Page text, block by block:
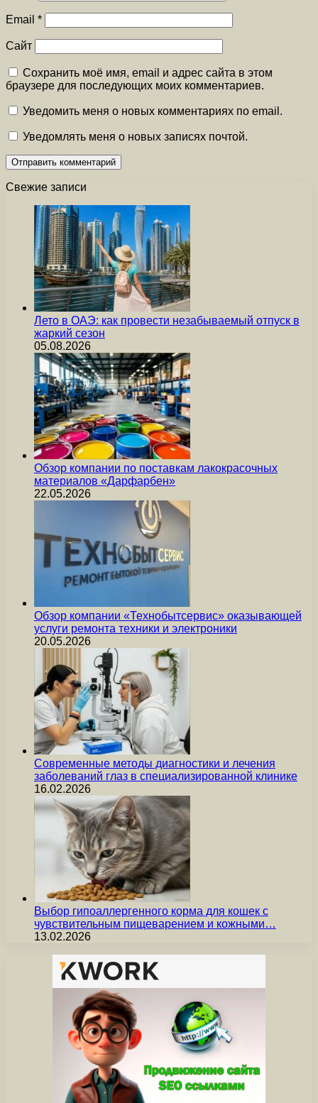
Email *
Сайт
Сохранить моё имя, email и адрес сайта в этом
браузере для последующих моих комментариев.
Уведомить меня о новых комментариях по email.
Уведомлять меня о новых записях почтой.
Свежие записи
Лето в ОАЭ: как провести незабываемый отпуск в
жаркий сезон
05.08.2026
Обзор компании по поставкам лакокрасочных
материалов «Дарфарбен»
22.05.2026
Обзор компании «Технобытсервис» оказывающей
услуги ремонта техники и электроники
20.05.2026
Современные методы диагностики и лечения
заболеваний глаз в специализированной клинике
16.02.2026
Выбор гипоаллергенного корма для кошек с
чувствительным пищеварением и кожными…
13.02.2026